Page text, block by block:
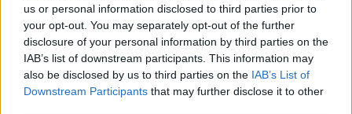
us or personal information disclosed to third parties prior to
your opt-out. You may separately opt-out of the further
disclosure of your personal information by third parties on the
IAB’s list of downstream participants. This information may
also be disclosed by us to third parties on the IAB’s List of
Downstream Participants that may further disclose it to other